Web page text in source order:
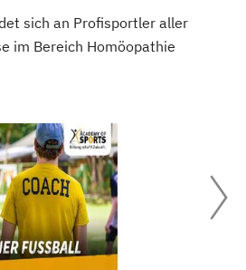
sich an Profisportler aller
im Bereich Homöopathie